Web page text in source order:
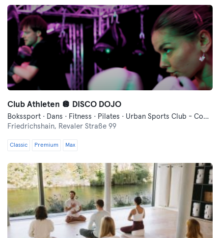
Club Athleten 🪩 DISCO DOJO
Bokssport · Dans · Fitness · Pilates · Urban Sports Club - Community Evenement · Yoga
Friedrichshain, Revaler Straße 99
Classic Premium Max